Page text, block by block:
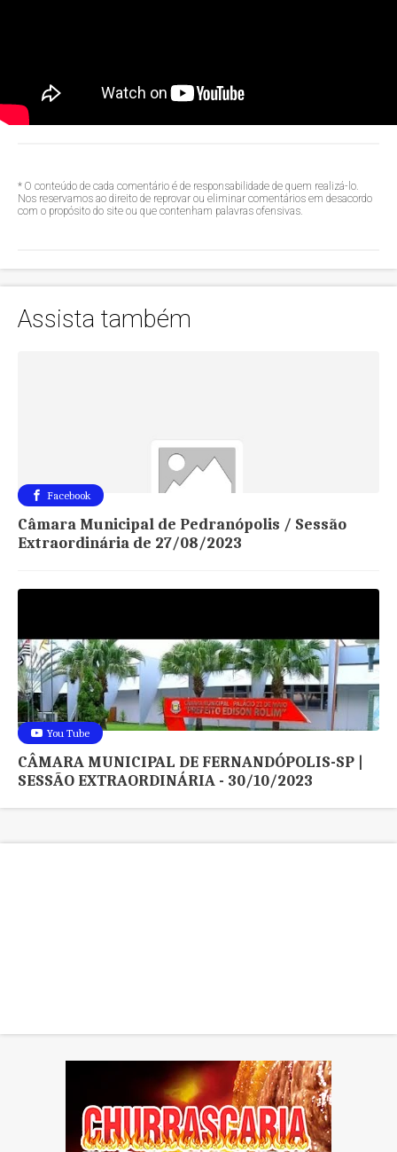
* O conteúdo de cada comentário é de responsabilidade de quem realizá-lo.
Nos reservamos ao direito de reprovar ou eliminar comentários em desacordo
com o propósito do site ou que contenham palavras ofensivas.
Assista também
Facebook
Câmara Municipal de Pedranópolis / Sessão
Extraordinária de 27/08/2023
You Tube
CÂMARA MUNICIPAL DE FERNANDÓPOLIS-SP |
SESSÃO EXTRAORDINÁRIA - 30/10/2023